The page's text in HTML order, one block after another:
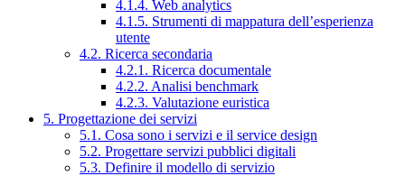
4.1.4. Web analytics
4.1.5. Strumenti di mappatura dell’esperienza
utente
4.2. Ricerca secondaria
4.2.1. Ricerca documentale
4.2.2. Analisi benchmark
4.2.3. Valutazione euristica
5. Progettazione dei servizi
5.1. Cosa sono i servizi e il service design
5.2. Progettare servizi pubblici digitali
5.3. Definire il modello di servizio